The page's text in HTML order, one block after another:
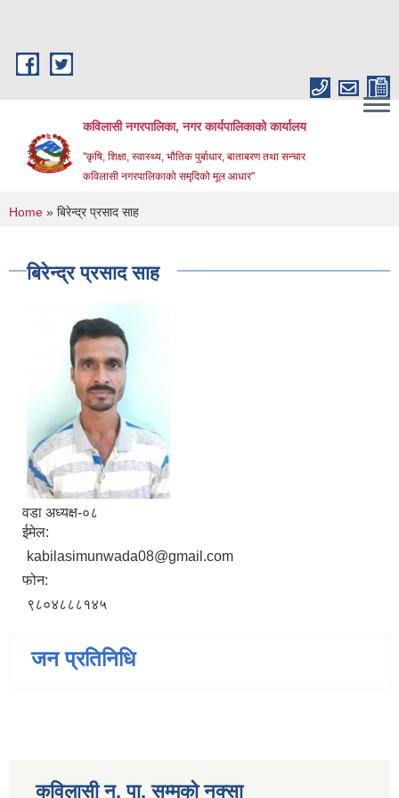
कविलासी नगरपालिका, नगर कार्यपालिकाको कार्यालय
"कृषि, शिक्षा, स्वास्थ्य, भौतिक पुर्बाधार, बाताबरण तथा सन्चार
कविलासी नगरपालिकाको समृदिको मूल आधार"
You are here
Home » बिरेन्द्र प्रसाद साह
बिरेन्द्र प्रसाद साह
वडा अध्यक्ष-०८
ईमेल:
kabilasimunwada08@gmail.com
फोन:
९८०४८८८१४५
जन प्रतिनिधि
कविलासी न. पा. सम्मकाे नक्सा